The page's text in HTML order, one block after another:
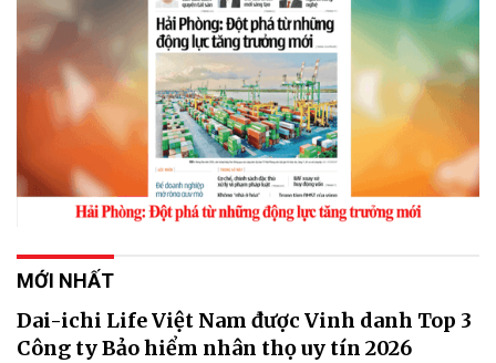
MỚI NHẤT
Dai-ichi Life Việt Nam được Vinh danh Top 3
Công ty Bảo hiểm nhân thọ uy tín 2026